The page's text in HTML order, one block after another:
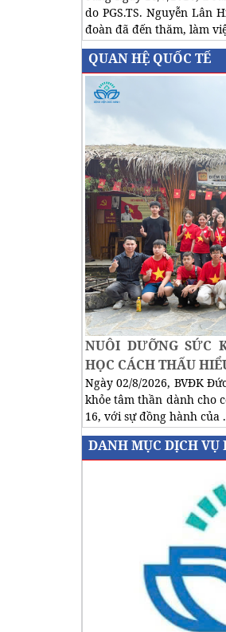
do PGS.TS. Nguyễn Lân
đoàn đã đến thăm, làm
QUAN HỆ QUỐC TẾ
NUÔI DƯỠNG SỨC
HỌC CÁCH THẤU
Ngày 02/8/2026, BVĐK
khỏe tâm thần dành cho
16, với sự đồng hành của
DANH MỤC DỊCH VỤ